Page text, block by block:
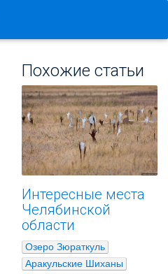
Похожие статьи
Интересные места
Челябинской
области
Озеро Зюраткуль
Аракульские Шиханы